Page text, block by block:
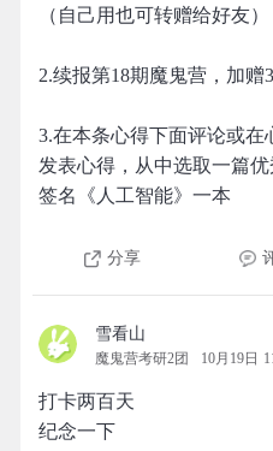
（自己用也可转赠给好友）
2.续报第18期魔鬼营，加赠
3.在本条心得下面评论或
发表心得，从中选取一篇
签名《人工智能》一本
分享
雪看山
魔鬼营考研2团 10月19日
打卡两百天
纪念一下